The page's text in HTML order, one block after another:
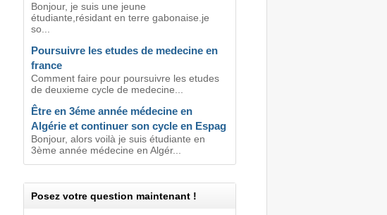
Bonjour, je suis une jeune
étudiante,résidant en terre gabonaise.je
so...
Poursuivre les etudes de medecine en
france
Comment faire pour poursuivre les etudes
de deuxieme cycle de medecine...
Être en 3éme année médecine en
Algérie et continuer son cycle en Espag
Bonjour, alors voilà je suis étudiante en
3ème année médecine en Algér...
Posez votre question maintenant !